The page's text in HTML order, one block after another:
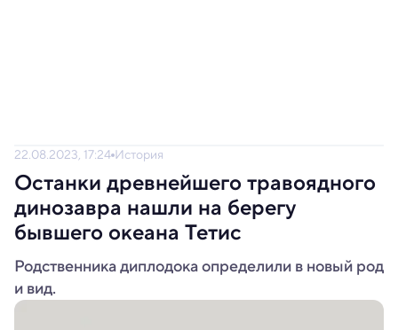
22.08.2023, 17:24 История
Останки древнейшего травоядного
динозавра нашли на берегу
бывшего океана Тетис
Родственника диплодока определили в новый род
и вид.